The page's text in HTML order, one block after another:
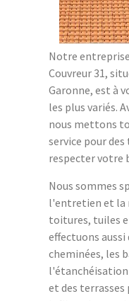
Notre
Couvreur 31,
Garonne, est à
les plus variés.
nous mettons
service pour
respecter votre
Nous sommes
l'entretien et la
toitures, tuiles
effectuons
cheminées, les
l'étanchéisation
et des